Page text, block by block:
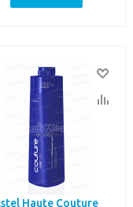
Haute Couture